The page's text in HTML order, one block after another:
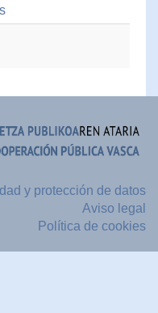
y protección de datos
Aviso legal
Política de cookies